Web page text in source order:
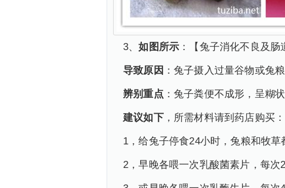
3、如图所示 ：【兔子消化不良及肠
导致原因 ：兔子摄入过量谷物或兔
辨别重点 ：兔子粪便不成形，呈糊
建议如下，所需材料请到药店购买：
1，给兔子停食24小时，兔粮和牧草
2，早晚各喂一次乳酸菌素片，每次